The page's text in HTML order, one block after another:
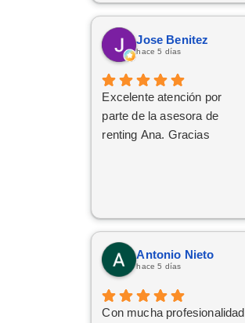
contrataciones.
Jose Benitez
hace 5 días
Excelente atención por
parte de la asesora de
renting Ana. Gracias
Antonio Nieto
hace 5 días
Con mucha profesionalidad